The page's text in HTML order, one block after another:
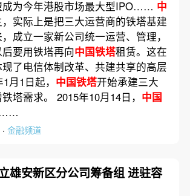
成为今年港股市场最大型IPO…… 中
实际上是把三大运营商的铁塔基建
成立一家新公司统一运营、管理，
要用铁塔再向中国铁塔租赁。这在
了电信体制改革、共建共享的高层
月1日起， 中国铁塔开始承建三大
塔需求。 2015年10月14日， 中国
金融频道
雄安新区分公司筹备组 进驻容